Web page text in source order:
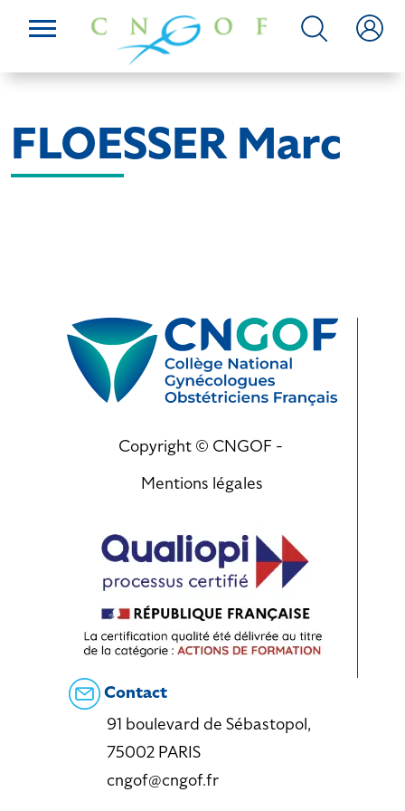
FLOESSER Marc
Copyright © CNGOF -
Mentions légales
Contact
91 boulevard de Sébastopol,
75002 PARIS
cngof@cngof.fr